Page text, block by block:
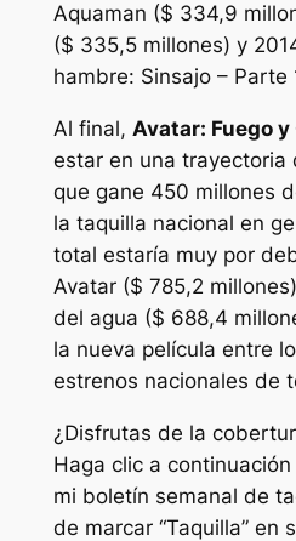
Aquaman ($ 334,9
($ 335,5 millones) y
hambre: Sinsajo – Parte
Al final, Avatar: Fuego y
estar en una trayectoria
que gane 450 millones
la taquilla nacional en
total estaría muy por
Avatar ($ 785,2
del agua ($ 688,4
la nueva película entre
estrenos nacionales de
¿Disfrutas de la
Haga clic a
mi boletín semanal de
de marcar “Taquilla” en